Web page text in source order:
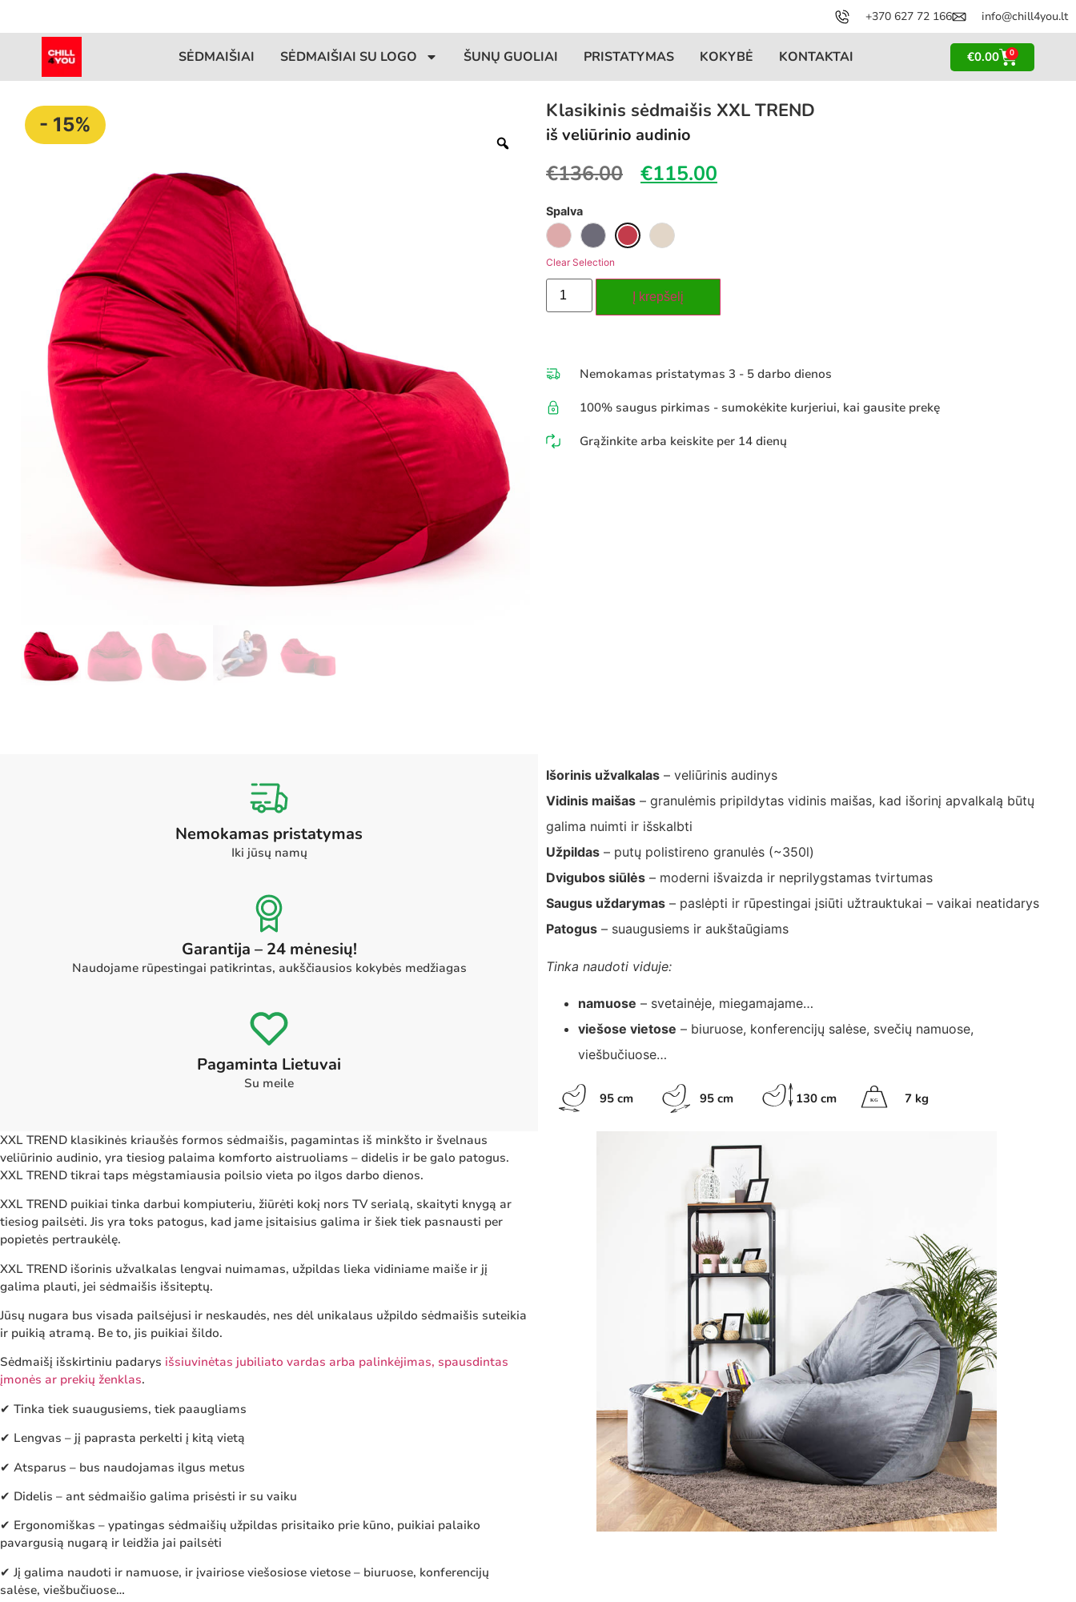
+370 627 72 166 info@chill4you.lt
SĖDMAIŠIAI SĖDMAIŠIAI SU LOGO ŠUNŲ GUOLIAI PRISTATYMAS KOKYBĖ KONTAKTAI €0.00 0
- 15%
Klasikinis sėdmaišis XXL TREND
iš veliūrinio audinio
€136.00 €115.00
Spalva
Clear Selection
Į krepšelį
Nemokamas pristatymas 3 - 5 darbo dienos
100% saugus pirkimas - sumokėkite kurjeriui, kai gausite prekę
Grąžinkite arba keiskite per 14 dienų
Nemokamas pristatymas
Iki jūsų namų
Garantija – 24 mėnesių!
Naudojame rūpestingai patikrintas, aukščiausios kokybės medžiagas
Pagaminta Lietuvai
Su meile
Išorinis užvalkalas – veliūrinis audinys
Vidinis maišas – granulėmis pripildytas vidinis maišas, kad išorinį apvalkalą būtų
galima nuimti ir išskalbti
Užpildas – putų polistireno granulės (~350l)
Dvigubos siūlės – moderni išvaizda ir neprilygstamas tvirtumas
Saugus uždarymas – paslėpti ir rūpestingai įsiūti užtrauktukai – vaikai neatidarys
Patogus – suaugusiems ir aukštaūgiams
Tinka naudoti viduje:
namuose – svetainėje, miegamajame…
viešose vietose – biuruose, konferencijų salėse, svečių namuose,
viešbučiuose…
95 cm 95 cm 130 cm KG 7 kg
XXL TREND klasikinės kriaušės formos sėdmaišis, pagamintas iš minkšto ir švelnaus
veliūrinio audinio, yra tiesiog palaima komforto aistruoliams – didelis ir be galo patogus.
XXL TREND tikrai taps mėgstamiausia poilsio vieta po ilgos darbo dienos.
XXL TREND puikiai tinka darbui kompiuteriu, žiūrėti kokį nors TV serialą, skaityti knygą ar
tiesiog pailsėti. Jis yra toks patogus, kad jame įsitaisius galima ir šiek tiek pasnausti per
popietės pertraukėlę.
XXL TREND išorinis užvalkalas lengvai nuimamas, užpildas lieka vidiniame maiše ir jį
galima plauti, jei sėdmaišis išsiteptų.
Jūsų nugara bus visada pailsėjusi ir neskaudės, nes dėl unikalaus užpildo sėdmaišis suteikia
ir puikią atramą. Be to, jis puikiai šildo.
Sėdmaišį išskirtiniu padarys išsiuvinėtas jubiliato vardas arba palinkėjimas, spausdintas
įmonės ar prekių ženklas.
✔ Tinka tiek suaugusiems, tiek paaugliams
✔ Lengvas – jį paprasta perkelti į kitą vietą
✔ Atsparus – bus naudojamas ilgus metus
✔ Didelis – ant sėdmaišio galima prisėsti ir su vaiku
✔ Ergonomiškas – ypatingas sėdmaišių užpildas prisitaiko prie kūno, puikiai palaiko
pavargusią nugarą ir leidžia jai pailsėti
✔ Jį galima naudoti ir namuose, ir įvairiose viešosiose vietose – biuruose, konferencijų
salėse, viešbučiuose…